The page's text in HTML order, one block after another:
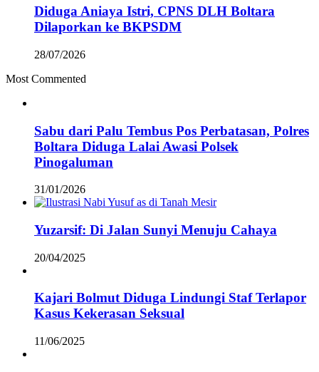
Diduga Aniaya Istri, CPNS DLH Boltara
Dilaporkan ke BKPSDM
28/07/2026
Most Commented
Sabu dari Palu Tembus Pos Perbatasan, Polres
Boltara Diduga Lalai Awasi Polsek
Pinogaluman
31/01/2026
Yuzarsif: Di Jalan Sunyi Menuju Cahaya
20/04/2025
Kajari Bolmut Diduga Lindungi Staf Terlapor
Kasus Kekerasan Seksual
11/06/2025